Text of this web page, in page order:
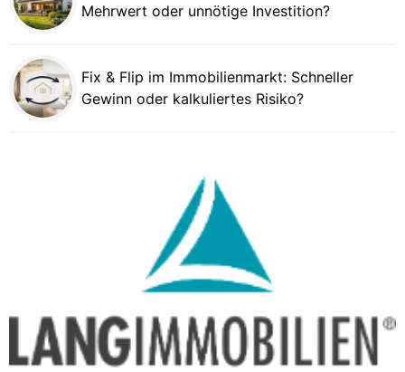
Mehrwert oder unnötige Investition?
Fix & Flip im Immobilienmarkt: Schneller
Gewinn oder kalkuliertes Risiko?